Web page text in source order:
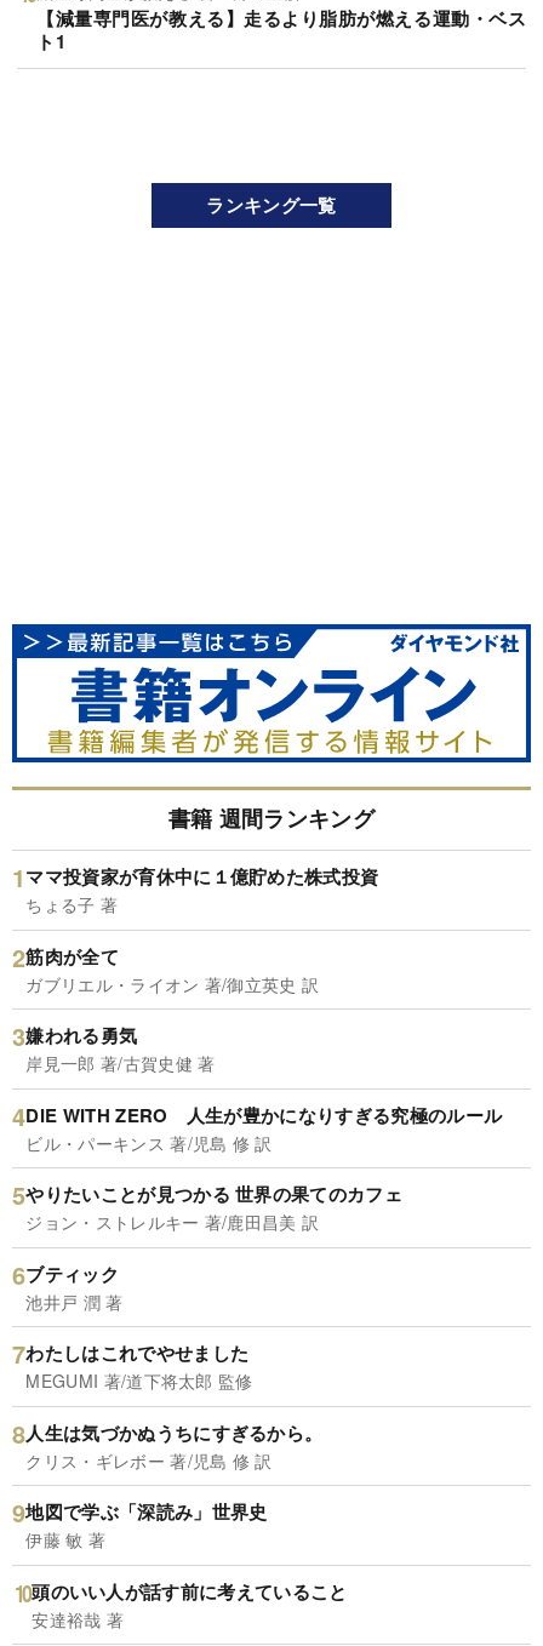
【減量専門医が教える】走るより脂肪が燃える運動・ベス
ト1
ランキング一覧
書籍 週間ランキング
ママ投資家が育休中に１億貯めた株式投資
ちょる子 著
筋肉が全て
ガブリエル・ライオン 著/御立英史 訳
嫌われる勇気
岸見一郎 著/古賀史健 著
DIE WITH ZERO 人生が豊かになりすぎる究極のルール
ビル・パーキンス 著/児島 修 訳
やりたいことが見つかる 世界の果てのカフェ
ジョン・ストレルキー 著/鹿田昌美 訳
ブティック
池井戸 潤 著
わたしはこれでやせました
MEGUMI 著/道下将太郎 監修
人生は気づかぬうちにすぎるから。
クリス・ギレボー 著/児島 修 訳
地図で学ぶ「深読み」世界史
伊藤 敏 著
頭のいい人が話す前に考えていること
安達裕哉 著